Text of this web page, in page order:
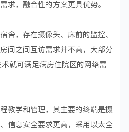
求，融合性的方案更具优势。
舍，存在摄像头、床前的监控、
间之间互访需求并不高，大部分
就可满足病房住院区的网络需
教学和管理，其主要的终端是摄
信息安全要求更高，采用以太全